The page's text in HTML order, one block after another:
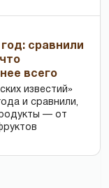
сравнили
всего
известий»
и сравнили,
— от